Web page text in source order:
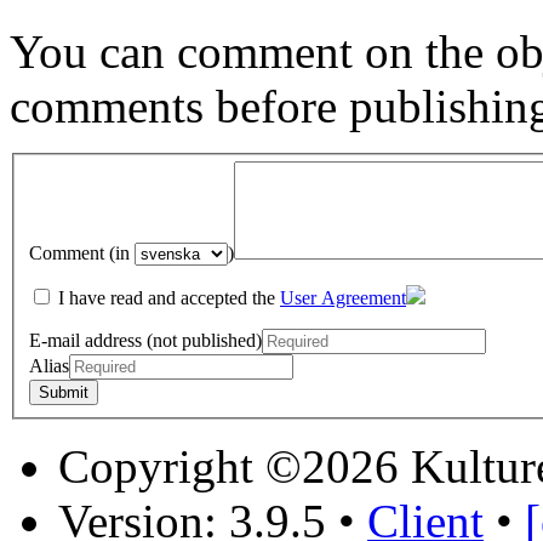
You can comment on the
comments before
Comment (in )
I have read and accepted the User Agreement
E-mail address (not published)
Alias
Copyright ©2026
Version: 3.9.5 • Client •